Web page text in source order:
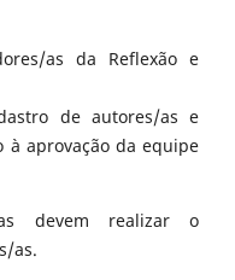
as da Reflexão e
de autores/as e
à aprovação da equipe
devem realizar o
as.